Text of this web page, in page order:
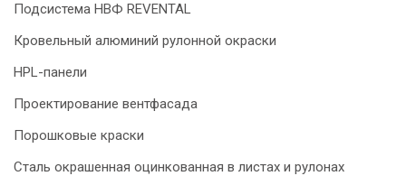
Подсистема НВФ REVENTAL
Кровельный алюминий рулонной окраски
HPL-панели
Проектирование вентфасада
Порошковые краски
Сталь окрашенная оцинкованная в листах и рулонах